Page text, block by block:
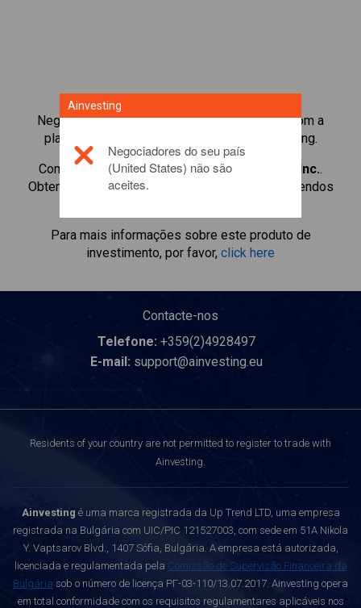
Negocie mais de 1.000 ações internacionais com a
plataforma de negociação de CFD da Ainvesting.
Comece a negociar CFDs deRakuten Group, Inc..
Obtenha cotações em tempo real e receba dividendos
Para mais informações sobre este produto de
investimento, por favor, click here
Contacte-nos
Telefone: +359(2)4928497
E-mail: support@ainvesting.eu
Residents of your country are not permitted to register to trade with
Ainvesting.
Ainvesting é uma marca registrada da Up Trend LTD, uma empresa
registrada na Bulgária com UIC/PIC 121527003, com sede em 51A Nikola
Y. Vaptsarov Blvd., 1407 Sófia, Bulgária. A empresa está autorizada,
licenciada e regulamentada pela Comissão de Supervisão Financeira da
Bulgária sob o número de licença РГ-03-110/13.07.2017. Ainvesting opera
em total conformidade com os requisitos regulamentares aplicáveis nos
Ainvesting
Negociadores do seu país
(United States) não são
aceites.